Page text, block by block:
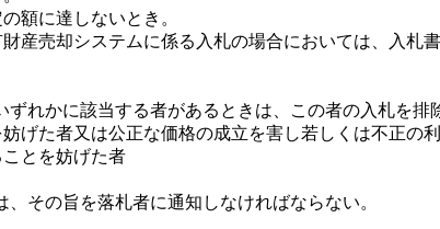
額に達しないとき。
産売却システムに係る入札の場合においては、入札
れかに該当する者があるときは、この者の入札を排
げた者又は公正な価格の成立を害し若しくは不正の
とを妨げた者
その旨を落札者に通知しなければならない。